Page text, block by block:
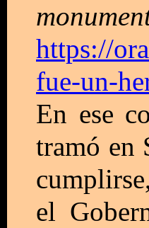
https://
fue-un-
En ese
tramó en
el